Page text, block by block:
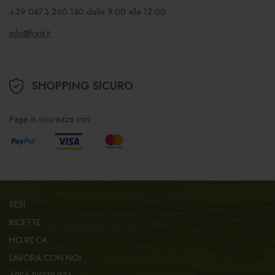
+39 0473 260 140 dalle 9.00 alle 12.00
info@forst.it
SHOPPING SICURO
Paga in sicurezza con:
RESI
RICETTE
HO.RE.CA.
LAVORA CON NOI